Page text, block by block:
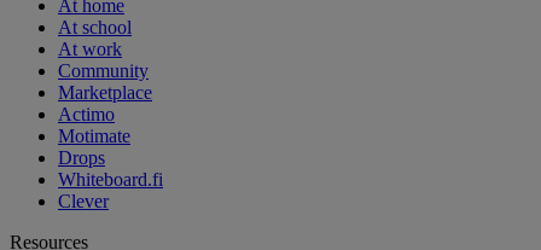
At home
At school
At work
Community
Marketplace
Actimo
Motimate
Drops
Whiteboard.fi
Clever
Resources